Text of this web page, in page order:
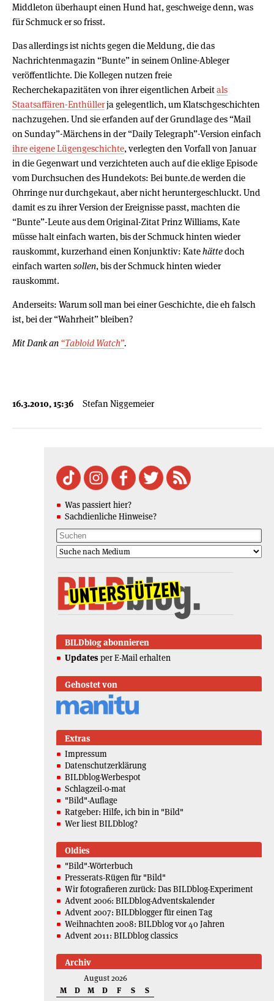
Middleton überhaupt einen Hund hat, geschweige denn, was
für Schmuck er so frisst.
Das allerdings ist nichts gegen die Meldung, die das
Nachrichtenmagazin “Bunte” in seinem Online-Ableger
veröffentlichte. Die Kollegen nutzen freie
Recherchekapazitäten von ihrer eigentlichen Arbeitals
Staatsaffären-Enthüllerja gelegentlich, um Klatschgeschichten
nachzugehen. Und sie erfanden auf der Grundlage des “Mail
on Sunday”-Märchens in der “Daily Telegraph”-Version einfach
ihre eigene Lügengeschichte, verlegten den Vorfall von Januar
in die Gegenwart und verzichteten auch auf die eklige Episode
vom Durchsuchen des Hundekots: Bei bunte.de werden die
Ohrringe nur durchgekaut, aber nicht heruntergeschluckt. Und
damit es zu ihrer Version der Ereignisse passt, machten die
“Bunte”-Leute aus dem Original-Zitat Prinz Williams, Kate
müsse halt einfach warten, bis der Schmuck hinten wieder
rauskommt, kurzerhand einen Konjunktiv: Katehättedoch
einfach warten sollen, bis der Schmuck hinten wieder
rauskommt.
Anderseits: Warum soll man bei einer Geschichte, die eh falsch
ist, bei der “Wahrheit” bleiben?
Mit Dank an “Tabloid Watch”.
16.3.2010, 15:36 Stefan Niggemeier
Was passiert hier?
Sachdienliche Hinweise?
BILDblog abonnieren
Updates per E-Mail erhalten
Gehostet von
Extras
Impressum
Datenschutzerklärung
BILDblog-Werbespot
Schlagzeil-o-mat
"Bild"-Auflage
Ratgeber: Hilfe, ich bin in "Bild"
Wer liest BILDblog?
Oldies
"Bild"-Wörterbuch
Presserats-Rügen für "Bild"
Wir fotografieren zurück: Das BILDblog-Experiment
Advent 2006: BILDblog-Adventskalender
Advent 2007: BILDblogger für einen Tag
Weihnachten 2008: BILDblog vor 40 Jahren
Advent 2011: BILDblog classics
Archiv
August 2026
M
D M D F S
S